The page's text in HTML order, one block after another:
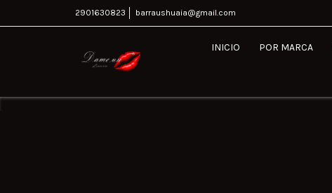
2901630823 barraushuaia@gmail.com
INICIO POR MARCA